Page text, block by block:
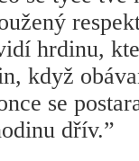
hrdinu,
když
se
dřív.”